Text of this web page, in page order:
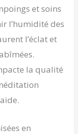
et soins
l’humidité des
l’éclat et
la qualité
en